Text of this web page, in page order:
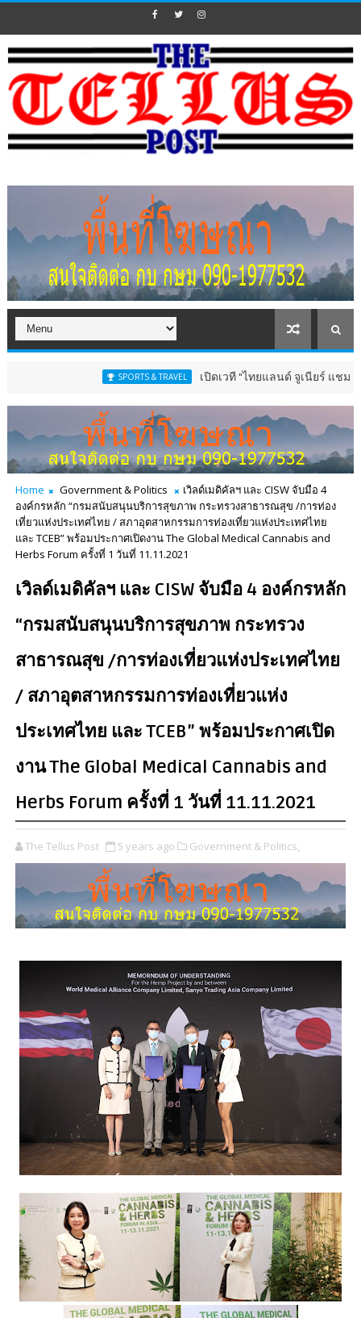
SPORTS & TRAVEL เปิดเวที "ไทยแลนด์ จูเนียร์ แชมเปี้ยนชิพ"
Home Government & Politics
เวิลด์เมดิคัลฯ และ CISW จับมือ 4
องค์กรหลัก “กรมสนับสนุนบริการสุขภาพ กระทรวงสาธารณสุข /การท่อง
เที่ยวแห่งประเทศไทย / สภาอุตสาหกรรมการท่องเที่ยวแห่งประเทศไทย
และ TCEB” พร้อมประกาศเปิดงาน The Global Medical Cannabis and
Herbs Forum ครั้งที่ 1 วันที่ 11.11.2021
เวิลด์เมดิคัลฯ และ CISW จับมือ 4 องค์กรหลัก
“กรมสนับสนุนบริการสุขภาพ กระทรวง
สาธารณสุข /การท่องเที่ยวแห่งประเทศไทย
/ สภาอุตสาหกรรมการท่องเที่ยวแห่ง
ประเทศไทย และ TCEB” พร้อมประกาศเปิด
งาน The Global Medical Cannabis and
Herbs Forum ครั้งที่ 1 วันที่ 11.11.2021
The Tellus Post 5 years ago Government & Politics,